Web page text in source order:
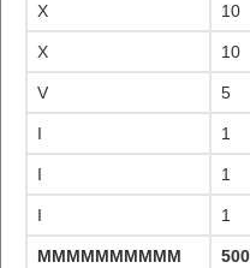
X 10
X 10
V 5
I 1
I 1
I 1